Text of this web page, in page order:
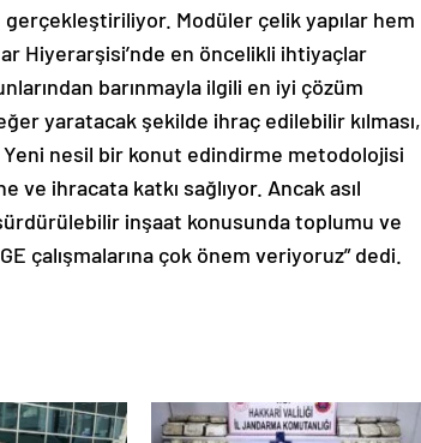
Modüler çelik yapılar hem
Hiyerarşisi’nde en öncelikli ihtiyaçlar
barınmayla ilgili en iyi çözüm
yaratacak şekilde ihraç edilebilir kılması,
nesil bir konut edindirme metodolojisi
ihracata katkı sağlıyor. Ancak asıl
inşaat konusunda toplumu ve
çalışmalarına çok önem veriyoruz” dedi.